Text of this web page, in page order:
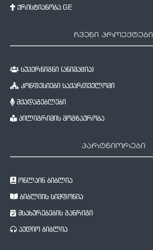
ქრისტიანობა.GE
ჩვენი პროექტები
სუპერწიგნი (ანიმაცია)
კონფესიები საქართველოში
მქადაგებლები
პილიგრიმის მოგზაურობა
პარტნიორები
ონლაინ ბიბლია
ბიბლიის სიმფონია
მსახურებების განრიგი
აუდიო ბიბლია